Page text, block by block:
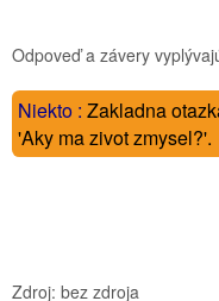
Odpoveď a závery
Niekto : Zakladna
'Aky ma zivot zmysel?'.
Zdroj: bez zdroja